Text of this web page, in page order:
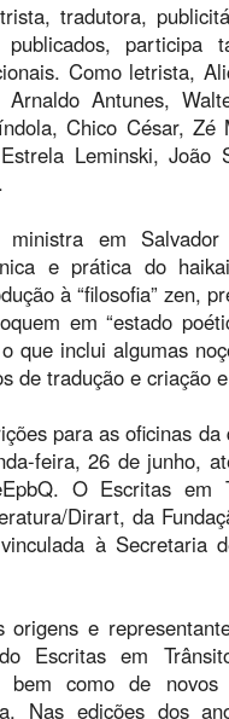
tradutora,
participa
Como letrista,
Arnaldo Antunes,
Chico César,
Leminski, João
em
e prática do
à “filosofia” zen,
em “estado
que inclui algumas
de tradução e criação
para as oficinas
feira, 26 de junho,
O Escritas
Dirart, da
à Secretaria
origens e
Escritas em
bem como de novos
Nas edições dos